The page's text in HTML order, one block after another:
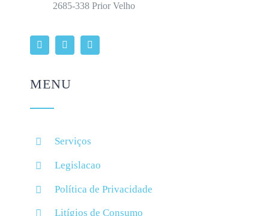
2685-338 Prior Velho
MENU
Serviços
Legislacao
Política de Privacidade
Litígios de Consumo